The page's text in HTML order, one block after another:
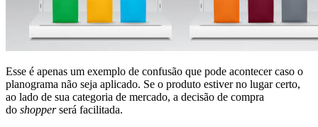
Esse é apenas um exemplo de confusão que pode acontecer caso o
planograma não seja aplicado. Se o produto estiver no lugar certo,
ao lado de sua categoria de mercado, a decisão de compra
do shopperserá facilitada.